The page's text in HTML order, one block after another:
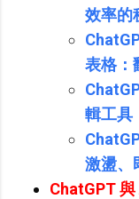
效率的
表格：
輯工具
激盪、
ChatGPT